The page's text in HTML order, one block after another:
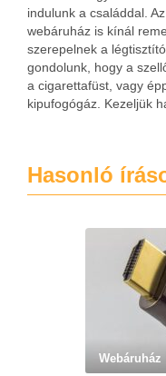
indulunk a családdal.
webáruház is kínál
szerepelnek a
gondolunk, hogy a
a cigarettafüst, vagy
kipufogógáz. Kezeljük
Hasonló
Webáruház